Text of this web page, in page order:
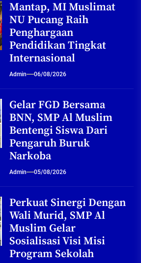
Mantap, MI Muslimat
NU Pucang Raih
Penghargaan
Pendidikan Tingkat
Internasional
Admin 06/08/2026
Gelar FGD Bersama
BNN, SMP Al Muslim
Bentengi Siswa Dari
Pengaruh Buruk
Narkoba
Admin 05/08/2026
Perkuat Sinergi Dengan
Wali Murid, SMP Al
Muslim Gelar
Sosialisasi Visi Misi
Program Sekolah